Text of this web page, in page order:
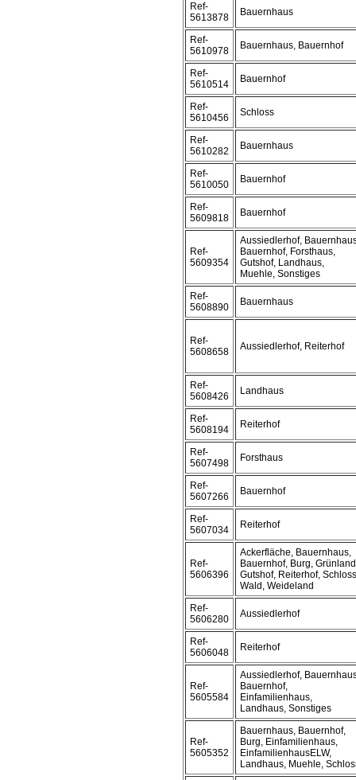
Ref-
5613878
Bauernhaus
Ref-
5610978
Bauernhaus, Bauernhof
Ref-
5610514
Bauernhof
Ref-
5610456
Schloss
Ref-
5610282
Bauernhaus
Ref-
5610050
Bauernhof
Ref-
5609818
Bauernhof
Ref-
5609354
Aussiedlerhof,
Bauernhof, Forsthaus,
Gutshof, Landhaus,
Muehle, Sonstiges
Ref-
5608890
Bauernhaus
Ref-
5608658
Aussiedlerhof, Reiterhof
Ref-
5608426
Landhaus
Ref-
5608194
Reiterhof
Ref-
5607498
Forsthaus
Ref-
5607266
Bauernhof
Ref-
5607034
Reiterhof
Ref-
5606396
Ackerfläche, Bauernhaus,
Bauernhof, Burg,
Gutshof, Reiterhof,
Wald, Weideland
Ref-
5606280
Aussiedlerhof
Ref-
5606048
Reiterhof
Ref-
5605584
Aussiedlerhof,
Bauernhof,
Einfamilienhaus,
Landhaus, Sonstiges
Ref-
5605352
Bauernhaus, Bauernhof,
Burg, Einfamilienhaus,
EinfamilienhausELW,
Landhaus, Muehle,